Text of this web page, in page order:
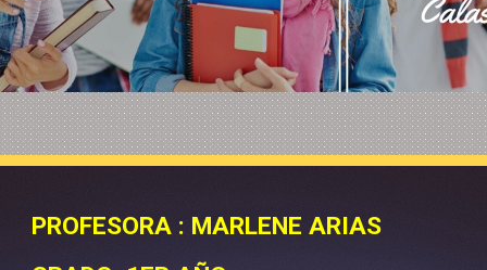
PROFESORA : MARLENE ARIAS